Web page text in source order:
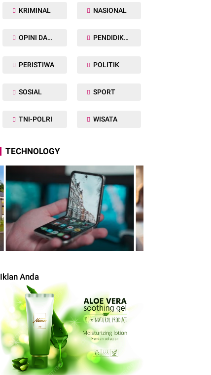
KRIMINAL NASIONAL
OPINI DAN ARTIKEL PENDIDIKAN
PERISTIWA POLITIK
SOSIAL SPORT
TNI-POLRI WISATA
TECHNOLOGY
Iklan Anda